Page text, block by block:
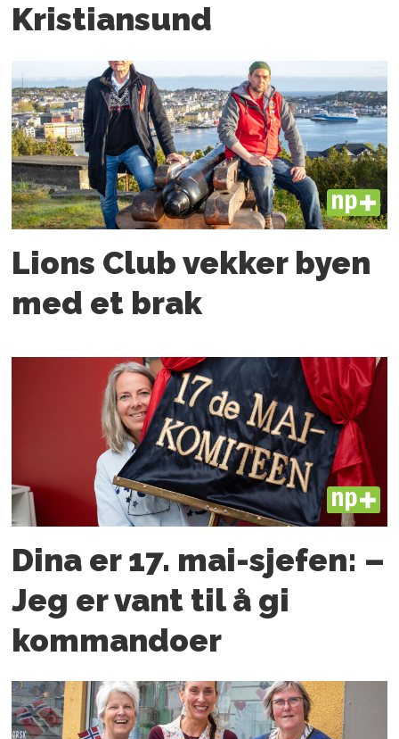
Kristiansund
PLUS
Lions Club vekker byen
med et brak
PLUS
Dina er 17. mai-sjefen: –
Jeg er vant til å gi
kommandoer